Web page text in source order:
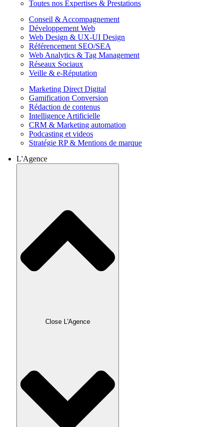
Toutes nos Expertises & Prestations
Conseil & Accompagnement
Développement Web
Web Design & UX-UI Design
Référencement SEO/SEA
Web Analytics & Tag Management
Réseaux Sociaux
Veille & e-Réputation
Marketing Direct Digital
Gamification Conversion
Rédaction de contenus
Intelligence Artificielle
CRM & Marketing automation
Podcasting et videos
Stratégie RP & Mentions de marque
L'Agence
Close L'Agence